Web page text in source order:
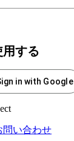
する
in with Google
問い合わせ